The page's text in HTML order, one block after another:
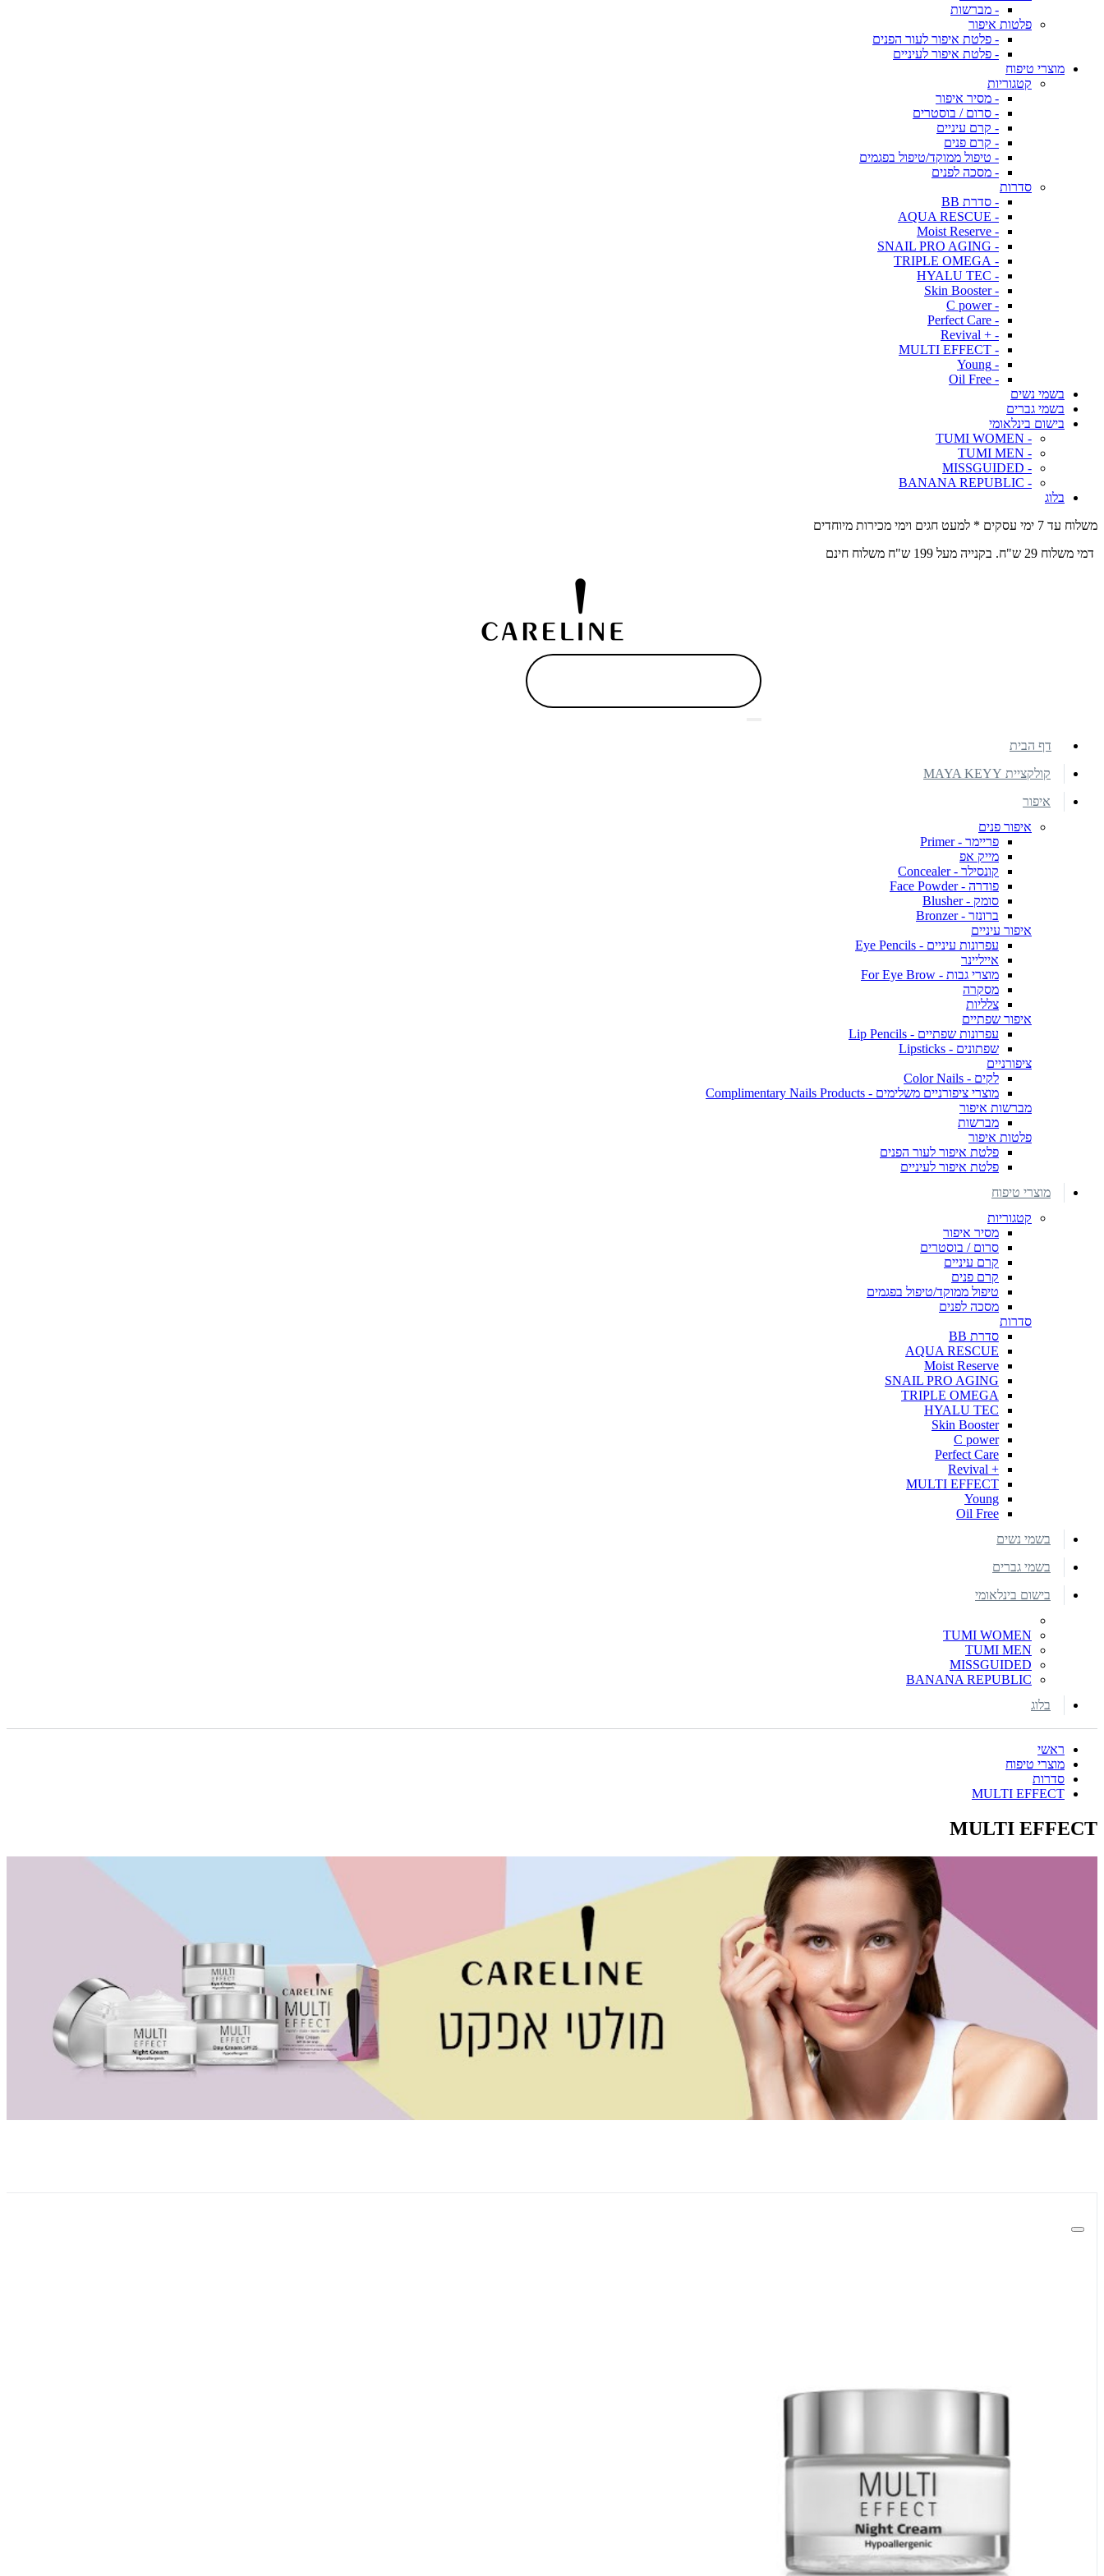
- מברשות
פלטות איפור
- פלטת איפור לעור הפנים
- פלטת איפור לעיניים
מוצרי טיפוח
קטגוריות
- מסיר איפור
- סרום / בוסטרים
- קרם עיניים
- קרם פנים
- טיפול ממוקד/טיפול בפגמים
- מסכה לפנים
סדרות
- סדרת BB
- AQUA RESCUE
- Moist Reserve
- SNAIL PRO AGING
- TRIPLE OMEGA
- HYALU TEC
- Skin Booster
- C power
- Perfect Care
- + Revival
- MULTI EFFECT
- Young
- Oil Free
בשמי נשים
בשמי גברים
בישום בינלאומי
- TUMI WOMEN
- TUMI MEN
- MISSGUIDED
- BANANA REPUBLIC
בלוג
משלוח עד 7 ימי עסקים * למעט חגים וימי מכירות מיוחדים
דמי משלוח 29 ש"ח. בקנייה מעל 199 ש"ח משלוח חינם
דף הבית
קולקציית MAYA KEYY
איפור
איפור פנים
פריימר - Primer
מייק אפ
קונסילר - Concealer
פודרה - Face Powder
סומק - Blusher
ברונזר - Bronzer
איפור עיניים
עפרונות עיניים - Eye Pencils
אייליינר
מוצרי גבות - For Eye Brow
מסקרה
צלליות
איפור שפתיים
עפרונות שפתיים - Lip Pencils
שפתונים - Lipsticks
ציפורניים
לקים - Color Nails
מוצרי ציפורניים משלימים - Complimentary Nails Products
מברשות איפור
מברשות
פלטות איפור
פלטת איפור לעור הפנים
פלטת איפור לעיניים
מוצרי טיפוח
קטגוריות
מסיר איפור
סרום / בוסטרים
קרם עיניים
קרם פנים
טיפול ממוקד/טיפול בפגמים
מסכה לפנים
סדרות
סדרת BB
AQUA RESCUE
Moist Reserve
SNAIL PRO AGING
TRIPLE OMEGA
HYALU TEC
Skin Booster
C power
Perfect Care
+ Revival
MULTI EFFECT
Young
Oil Free
בשמי נשים
בשמי גברים
בישום בינלאומי
TUMI WOMEN
TUMI MEN
MISSGUIDED
BANANA REPUBLIC
בלוג
ראשי
מוצרי טיפוח
סדרות
MULTI EFFECT
MULTI EFFECT